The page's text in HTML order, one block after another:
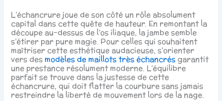
L’échancrure joue de son côté un rôle absolument
capital dans cette quête de hauteur. En remontant la
découpe au-dessus de l’os iliaque, la jambe semble
s’étirer par pure magie. Pour celles qui souhaitent
maîtriser cette esthétique audacieuse, s’orienter
vers des modèles de maillots très échancrés garantit
une prestance résolument moderne. L’équilibre
parfait se trouve dans la justesse de cette
échancrure, qui doit flatter la courbure sans jamais
restreindre la liberté de mouvement lors de la nage.